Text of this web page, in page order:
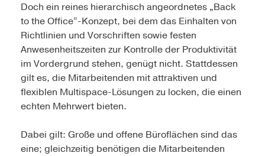
Doch ein reines hierarchisch angeordnetes „Back
to the Office“-Konzept, bei dem das Einhalten von
Richtlinien und Vorschriften sowie festen
Anwesenheitszeiten zur Kontrolle der Produktivität
im Vordergrund stehen, genügt nicht. Stattdessen
gilt es, die Mitarbeitenden mit attraktiven und
flexiblen Multispace-Lösungen zu locken, die einen
echten Mehrwert bieten.
Dabei gilt: Große und offene Büroflächen sind das
eine; gleichzeitig benötigen die Mitarbeitenden